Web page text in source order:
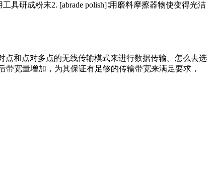
具研成粉末2. [abrade polish]∶用磨料摩擦器物使变得光洁
和点对多点的无线传输模式来进行数据传输。怎么去选
宽量增加，为其保证有足够的传输带宽来满足要求，